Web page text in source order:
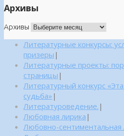
Архивы
Архивы
Литературные конкурсы:
призеры |
Литературные проекты:
страницы |
Литературный конкурс
судьба» |
Литературоведение. |
Любовная лирика |
Любовно-сентиментальная